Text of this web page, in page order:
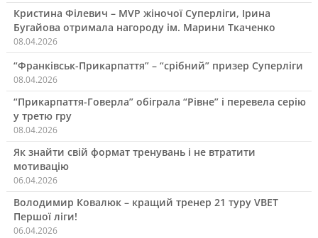
Кристина Філевич – MVP жіночої Суперліги, Ірина
Бугайова отримала нагороду ім. Марини Ткаченко
08.04.2026
“Франківськ-Прикарпаття” – “срібний” призер Суперліги
08.04.2026
“Прикарпаття-Говерла” обіграла “Рівне” і перевела серію
у третю гру
08.04.2026
Як знайти свій формат тренувань і не втратити
мотивацію
06.04.2026
Володимир Ковалюк – кращий тренер 21 туру VBET
Першої ліги!
06.04.2026